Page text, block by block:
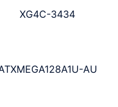
XG4C-3434
AU